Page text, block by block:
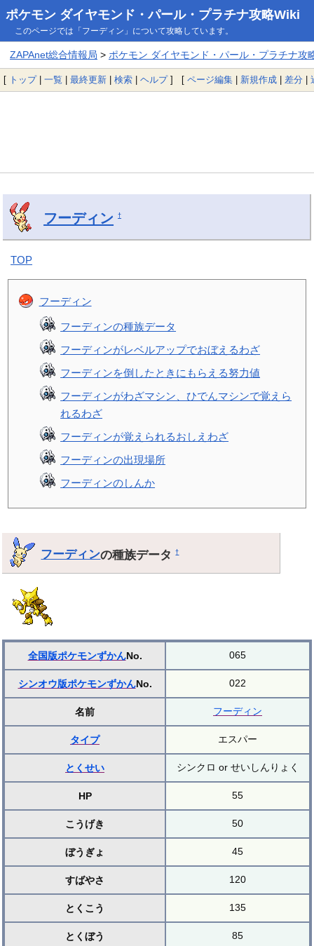
ポケモン ダイヤモンド・パール・プラチナ攻略Wiki
このページでは「フーディン」について攻略しています。
ZAPAnet総合情報局 > ポケモン ダイヤモンド・パール・プラチナ攻
[ トップ| 一覧 | 最終更新 | 検索 | ヘルプ] [ ページ編集 | 新規作成 | 差分 |
フーディン †
TOP
フーディン
フーディンの種族データ
フーディンがレベルアップでおぼえるわざ
フーディンを倒したときにもらえる努力値
フーディンがわざマシン、ひでんマシンで覚えら
れるわざ
フーディンが覚えられるおしえわざ
フーディンの出現場所
フーディンのしんか
フーディンの種族データ†
全国版ポケモンずかんNo. 065
シンオウ版ポケモンずかんNo. 022
名前 フーディン
タイプ エスパー
とくせい シンクロ or せいしんりょく
HP 55
こうげき 50
ぼうぎょ 45
すばやさ 120
とくこう 135
とくぼう 85